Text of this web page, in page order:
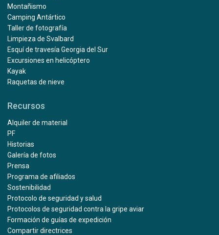
Montañismo
Camping Antártico
Taller de fotografía
Limpieza de Svalbard
Esquí de travesía Georgia del Sur
Excursiones en helicóptero
Kayak
Raquetas de nieve
Recursos
Alquiler de material
PF
Historias
Galería de fotos
Prensa
Programa de afiliados
Sostenibilidad
Protocolo de seguridad y salud
Protocolos de seguridad contra la gripe aviar
Formación de guías de expedición
Compartir directrices